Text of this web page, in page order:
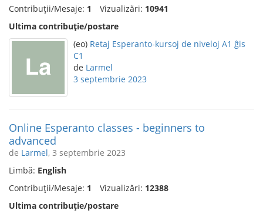
Contribuții/Mesaje: 1 Vizualizări: 10941
Ultima contribuție/postare
(eo) Retaj Esperanto-kursoj de niveloj A1 ĝis
C1
de Larmel
3 septembrie 2023
Online Esperanto classes - beginners to
advanced
de Larmel, 3 septembrie 2023
Limbă: English
Contribuții/Mesaje: 1 Vizualizări: 12388
Ultima contribuție/postare